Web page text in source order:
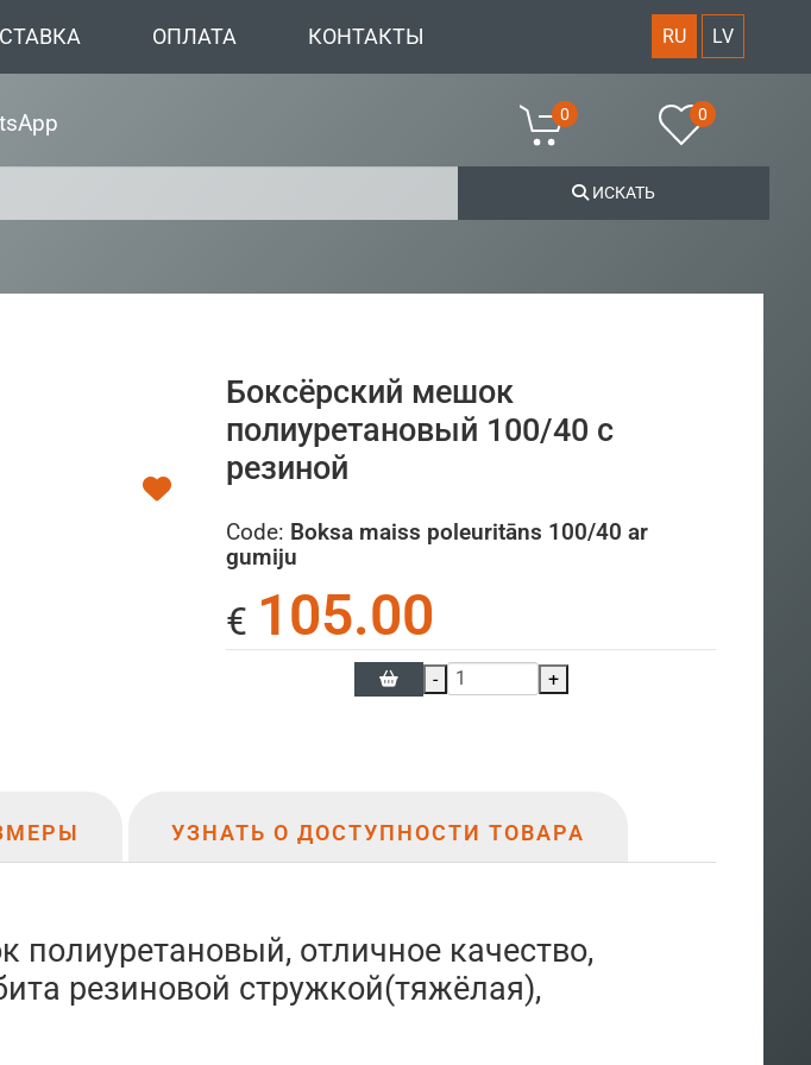
ОПЛАТА КОНТАКТЫ RU LV
0 0
ИСКАТЬ
Боксёрский мешок
полиуретановый 100/40 с
резиной
Code: Boksa maiss poleuritāns 100/40 ar
gumiju
€ 105.00
- +
УЗНАТЬ О ДОСТУПНОСТИ ТОВАРА
полиуретановый, отличное качество,
резиновой стружкой(тяжёлая),